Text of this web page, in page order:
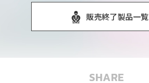
販売終了製品一覧
SHARE